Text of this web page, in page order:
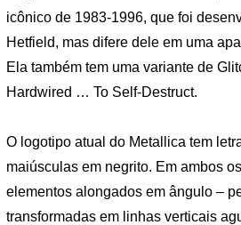
icônico de 1983-1996, que foi
Hetfield, mas difere dele em uma
Ela também tem uma variante de
Hardwired … To Self-Destruct.
O logotipo atual do Metallica tem
maiúsculas em negrito. Em ambos
elementos alongados em ângulo –
transformadas em linhas verticais